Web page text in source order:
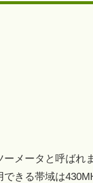
メータと呼ばれ
きる帯域は